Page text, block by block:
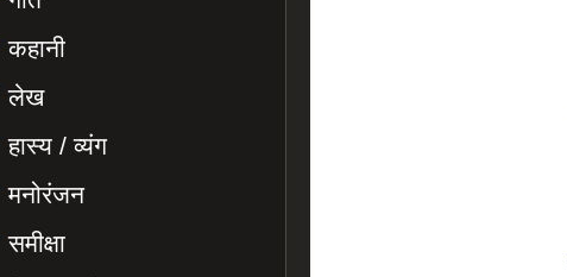
कहानी
लेख
हास्य / व्यंग
मनोरंजन
समीक्षा